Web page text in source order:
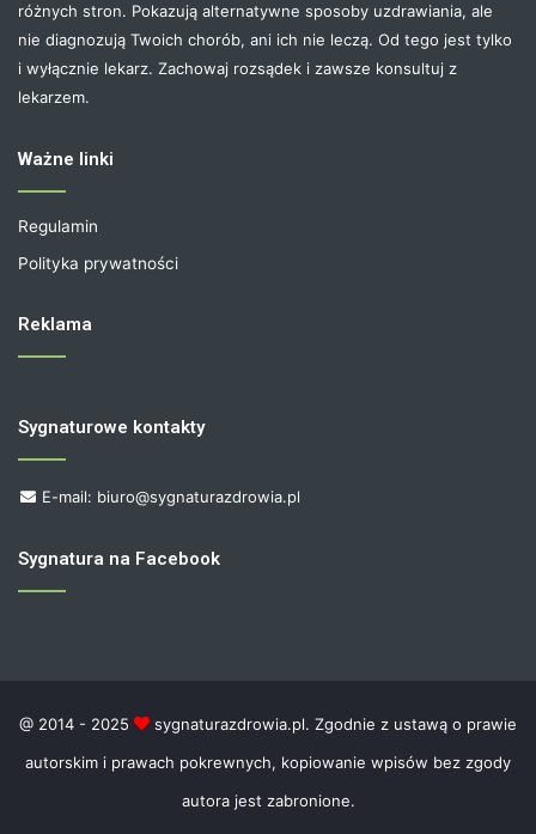
różnych stron. Pokazują alternatywne sposoby uzdrawiania, ale
nie diagnozują Twoich chorób, ani ich nie leczą. Od tego jest tylko
i wyłącznie lekarz. Zachowaj rozsądek i zawsze konsultuj z
lekarzem.
Ważne linki
Regulamin
Polityka prywatności
Reklama
Sygnaturowe kontakty
E-mail: biuro@sygnaturazdrowia.pl
Sygnatura na Facebook
@ 2014 - 2025
sygnaturazdrowia.pl. Zgodnie z ustawą o prawie
autorskim i prawach pokrewnych, kopiowanie wpisów bez zgody
autora jest zabronione.